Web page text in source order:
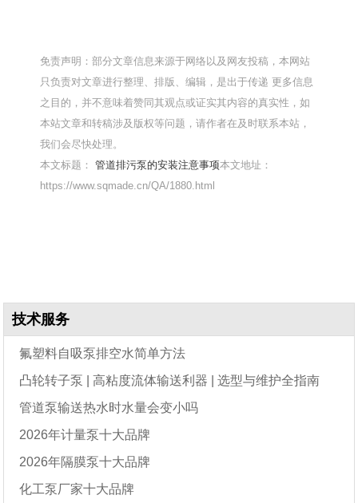
免责声明：部分文章信息来源于网络以及网友投稿，本网站
只负责对文章进行整理、排版、编辑，是出于传递 更多信息
之目的，并不意味着赞同其观点或证实其内容的真实性，如
本站文章和转稿涉及版权等问题，请作者在及时联系本站，
我们会尽快处理。
本文标题：管道排污泵的安装注意事项本文地址：
https://www.sqmade.cn/QA/1880.html
技术服务
氟塑料自吸泵排空水简单方法
凸轮转子泵 | 高粘度流体输送利器 | 选型与维护全指南
管道泵输送热水时水量会变小吗
2026年计量泵十大品牌
2026年隔膜泵十大品牌
化工泵厂家十大品牌